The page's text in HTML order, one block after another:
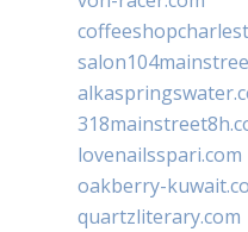
lovenailsspari.com
oakberry-
quartzliterary.com